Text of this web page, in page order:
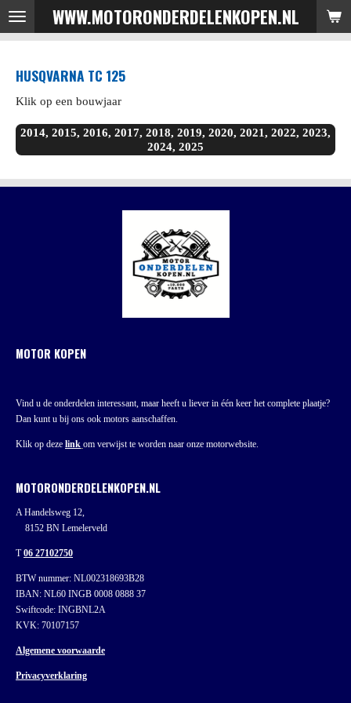
Ga
direct
de
hoofdinhoud
WWW.MOTORONDERDELENKOPEN.NL
HUSQVARNA TC 125
Klik op een bouwjaar
2014, 2015, 2016, 2017, 2018, 2019, 2020, 2021, 2022, 2023,
2024, 2025
MOTOR KOPEN
Vind u de onderdelen interessant, maar heeft u liever in één keer het complete plaatje?
Dan kunt u bij ons ook motors aanschaffen.
Klik op deze link om verwijst te worden naar onze motorwebsite.
MOTORONDERDELENKOPEN.NL
A Handelsweg 12,
8152 BN Lemelerveld
T06 27102750
BTW nummer: NL002318693B28
IBAN: NL60 INGB 0008 0888 37
Swiftcode: INGBNL2A
KVK: 70107157
Algemene voorwaarde
Privacyverklaring